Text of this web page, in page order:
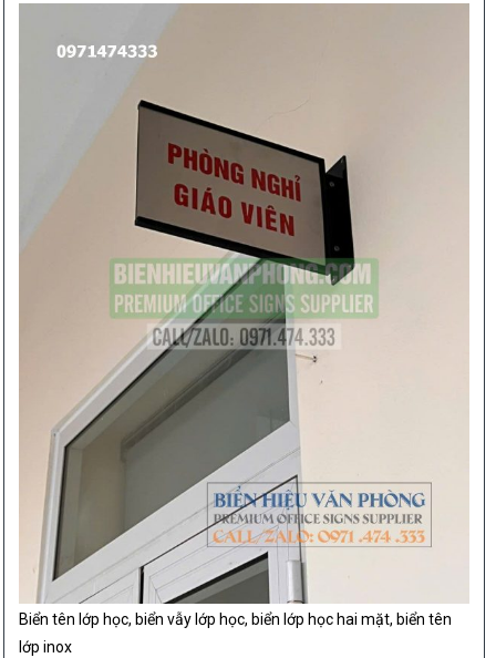
Biển tên lớp học, biển vẫy lớp học, biển lớp học hai mặt, biển tên
lớp inox